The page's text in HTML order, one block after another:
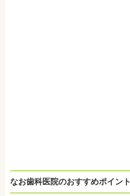
なお歯科医院のおすすめポイント